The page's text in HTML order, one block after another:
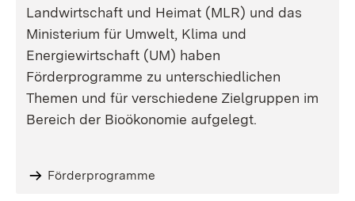
Landwirtschaft und Heimat (MLR) und das
Ministerium für Umwelt, Klima und
Energiewirtschaft (UM) haben
Förderprogramme zu unterschiedlichen
Themen und für verschiedene Zielgruppen im
Bereich der Bioökonomie aufgelegt.
Förderprogramme